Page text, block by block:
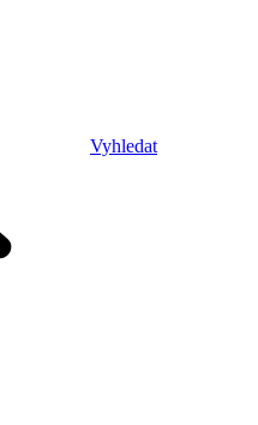
Vyhledat